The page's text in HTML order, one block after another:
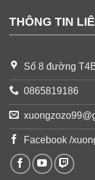
THÔNG TIN
Số 8 đường
0865819186
Facebook /